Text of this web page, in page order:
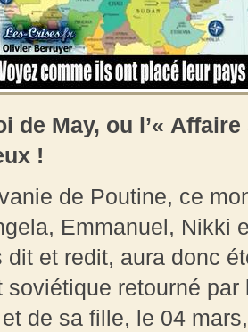
de May, ou l’«
!
de Poutine, ce
Emmanuel, Nikki
dit et redit, aura donc
soviétique retourné
de sa fille, le 04